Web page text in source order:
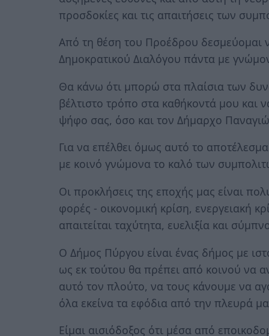
προσδοκίες και τις απαιτήσεις των
Από τη θέση του Προέδρου δεσμεύομαι
Δημοκρατικού Διαλόγου πάντα με
Θα κάνω ότι μπορώ στα πλαίσια των
βέλτιστο τρόπο στα καθήκοντά μου και
ψήφο σας, όσο και τον Δήμαρχο
Για να επέλθει όμως αυτό το
με κοινό γνώμονα το καλό των
Οι προκλήσεις της εποχής μας είναι
φορές - οικονομική κρίση, ενεργειακή
απαιτείται ταχύτητα, ευελιξία και
Ο Δήμος Πύργου είναι ένας δήμος με
ως εκ τούτου θα πρέπει από κοινού να
αυτό τον πλούτο, να τους κάνουμε να
όλα εκείνα τα εφόδια από την πλευρά
Είμαι αισιόδοξος ότι μέσα από